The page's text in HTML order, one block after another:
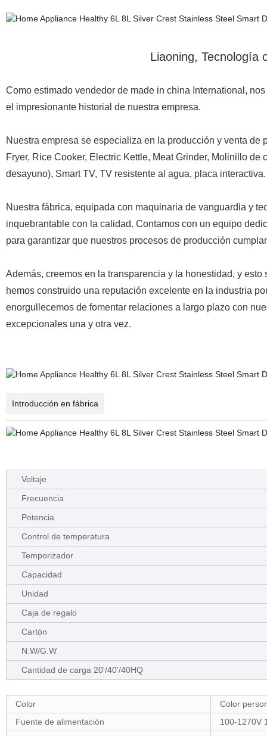
Liaoning, Tecnología
Como estimado vendedor de made in china International,
el impresionante historial de nuestra empresa.
Nuestra empresa se especializa en la producción y venta
Fryer, Rice Cooker, Electric Kettle, Meat Grinder, Molinillo
desayuno), Smart TV, TV resistente al agua, placa interactiva.
Nuestra fábrica, equipada con maquinaria de vanguardia y
inquebrantable con la calidad. Contamos con un equipo
para garantizar que nuestros procesos de producción
Además, creemos en la transparencia y la honestidad, y
hemos construido una reputación excelente en la industria
enorgullecemos de fomentar relaciones a largo plazo con
excepcionales una y otra vez.
Introducción en fábrica
Voltaje
Frecuencia
Potencia
Control de temperatura
Temporizador
Capacidad
Unidad
Caja de regalo
Cartón
N.W/G.W
Cantidad de carga 20'/40'/40HQ
Color
Color
Fuente de alimentación
100-1270V